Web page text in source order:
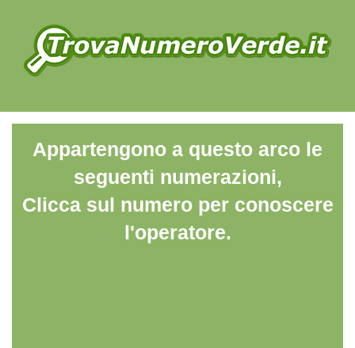
Appartengono a questo arco le
seguenti numerazioni,
Clicca sul numero per conoscere
l'operatore.